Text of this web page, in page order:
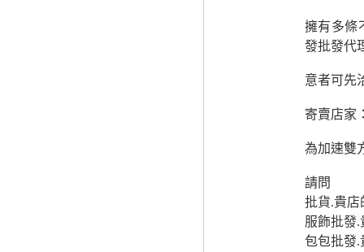
擁有多條
發批發代
意者可先
寄賣店家
為加速雙
請問
批貨.貴店
服飾批發
包包批發.